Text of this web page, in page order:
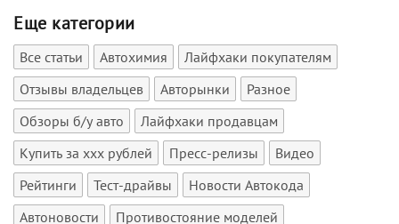
Еще категории
Все статьи Автохимия
Лайфхаки покупателям
Отзывы владельцев
Авторынки
Разное
Обзоры б/у авто
Лайфхаки продавцам
Купить за xxx рублей
Пресс-релизы
Видео
Рейтинги
Тест-драйвы
Новости Автокода
Автоновости
Противостояние моделей